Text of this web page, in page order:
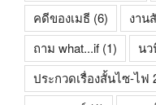
คดีของเมธี (6) งาน
ถาม what...if (1) นว
ประกวดเรื่องสั้นไซ-ไฟ